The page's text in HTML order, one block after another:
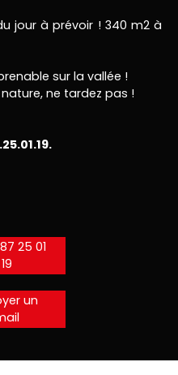
jour à prévoir ! 340 m2 à
sur la vallée !
ne tardez pas !
25 01
19
un